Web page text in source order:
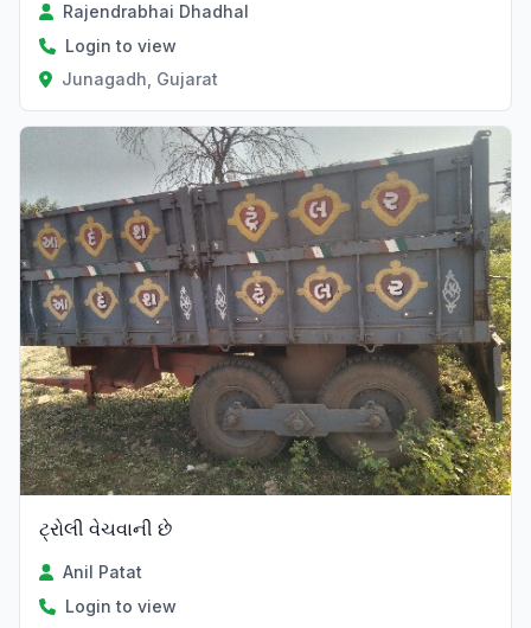
Rajendrabhai Dhadhal
Login to view
Junagadh, Gujarat
ટ્રોલી વેચવાની છે
Anil Patat
Login to view